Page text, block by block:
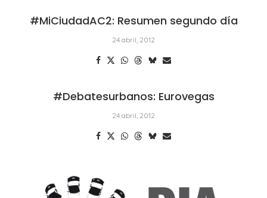
#MiCiudadAC2: Resumen segundo día
24 abril, 2012
#Debatesurbanos: Eurovegas
24 abril, 2012